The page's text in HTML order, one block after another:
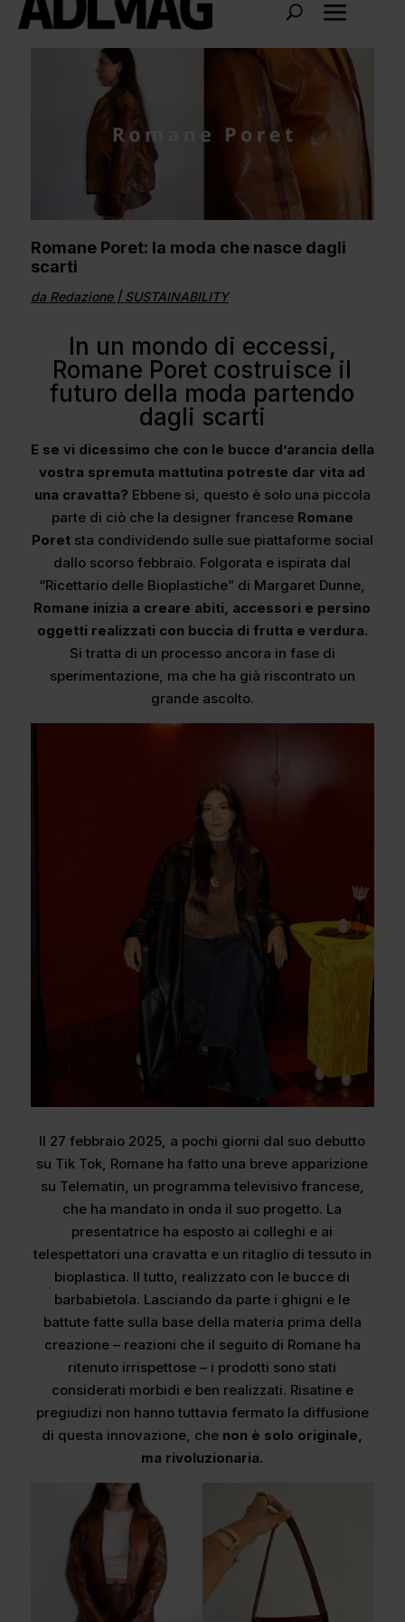
Romane Poret: la moda che nasce dagli
scarti
da Redazione| SUSTAINABILITY
In un mondo di eccessi,
Romane Poret costruisce il
futuro della moda partendo
dagli scarti
E se vi dicessimo che con le bucce d’arancia della
vostra spremuta mattutina potreste dar vita ad
una cravatta? Ebbene sì, questo è solo una piccola
parte di ciò che la designer francese Romane
Poret sta condividendo sulle sue piattaforme social
dallo scorso febbraio. Folgorata e ispirata dal
“Ricettario delle Bioplastiche” di Margaret Dunne,
Romane inizia a creare abiti, accessori e persino
oggetti realizzati con buccia di frutta e verdura.
Si tratta di un processo ancora in fase di
sperimentazione, ma che ha già riscontrato un
grande ascolto.
Il 27 febbraio 2025, a pochi giorni dal suo debutto
su Tik Tok, Romane ha fatto una breve apparizione
su Telematin, un programma televisivo francese,
che ha mandato in onda il suo progetto. La
presentatrice ha esposto ai colleghi e ai
telespettatori una cravatta e un ritaglio di tessuto in
bioplastica. Il tutto, realizzato con le bucce di
barbabietola. Lasciando da parte i ghigni e le
battute fatte sulla base della materia prima della
creazione – reazioni che il seguito di Romane ha
ritenuto irrispettose – i prodotti sono stati
considerati morbidi e ben realizzati. Risatine e
pregiudizi non hanno tuttavia fermato la diffusione
di questa innovazione, che non è solo originale,
ma rivoluzionaria.